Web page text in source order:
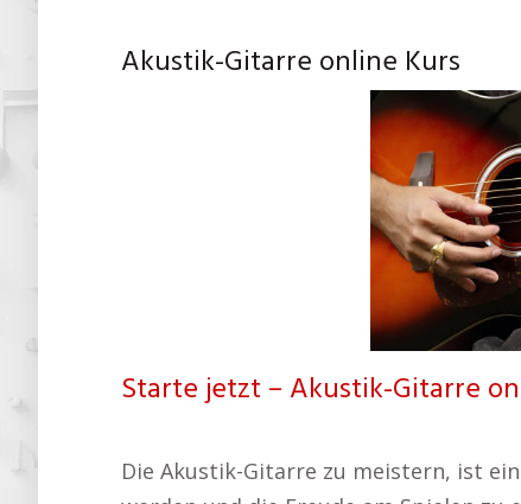
Akustik-Gitarre online Kurs
Starte jetzt – Akustik-Gitarre
Die Akustik-Gitarre zu meistern, ist